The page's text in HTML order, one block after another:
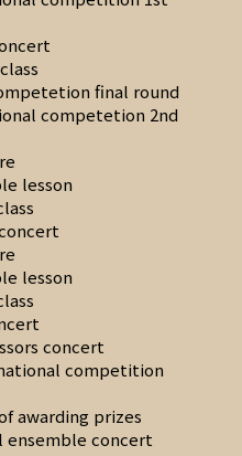
final round
competetion 2nd
lesson
lesson
concert
competition
prizes
concert